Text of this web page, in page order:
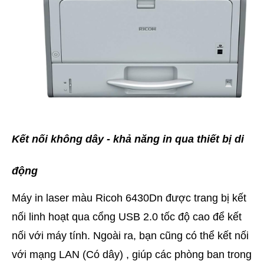
Kết nối không dây - khả năng in qua thiết bị di
động
Máy in laser màu Ricoh 6430Dn được trang bị kết
nối linh hoạt qua cổng USB 2.0 tốc độ cao để kết
nối với máy tính. Ngoài ra, bạn cũng có thể kết nối
với mạng LAN (Có dây) , giúp các phòng ban trong